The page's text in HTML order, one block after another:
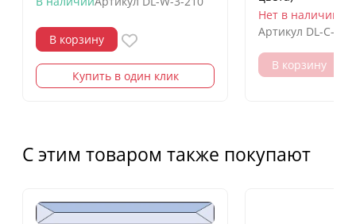
В корзину
Купить в один клик
Нет в наличии
Артикул DL-C-3-
В корзину
С этим товаром также покупают